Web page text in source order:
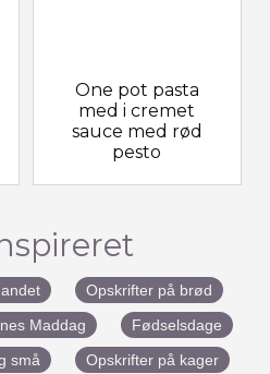
One pot pasta
med i cremet
sauce med rød
pesto
Opskrifter på brød
Maddag
Fødselsdage
små
Opskrifter på kager